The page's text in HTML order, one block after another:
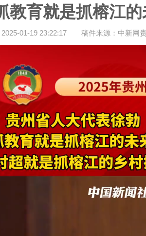
教育就是抓榕江
01-19 23:22:17 稿件来源：中新网